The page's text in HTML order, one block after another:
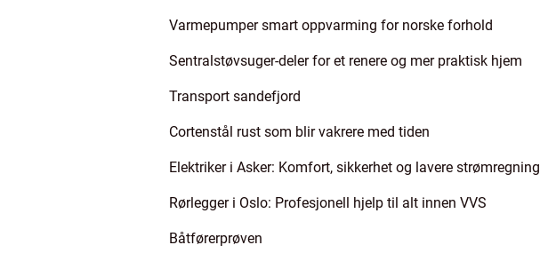
Varmepumper smart oppvarming for norske forhold
Sentralstøvsuger-deler for et renere og mer praktisk hjem
Transport sandefjord
Cortenstål rust som blir vakrere med tiden
Elektriker i Asker: Komfort, sikkerhet og lavere strømregning
Rørlegger i Oslo: Profesjonell hjelp til alt innen VVS
Båtførerprøven